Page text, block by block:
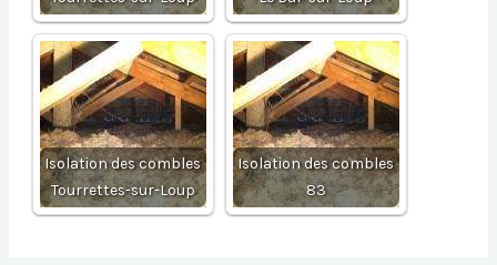
Isolation des combles
Tourrettes-sur-Loup
Isolation des combles
83